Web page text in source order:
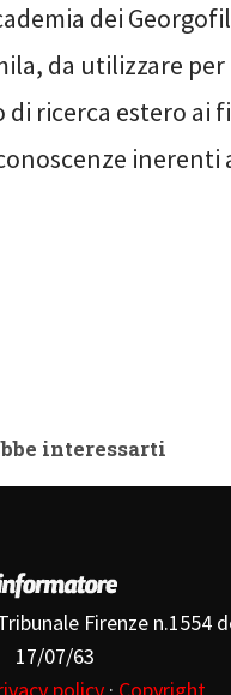
dei
da utilizzare
ricerca estero ai
inerenti
interessarti
Firenze n.1554
17/07/63